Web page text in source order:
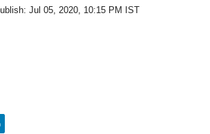
Jul 05, 2020, 10:15 PM IST